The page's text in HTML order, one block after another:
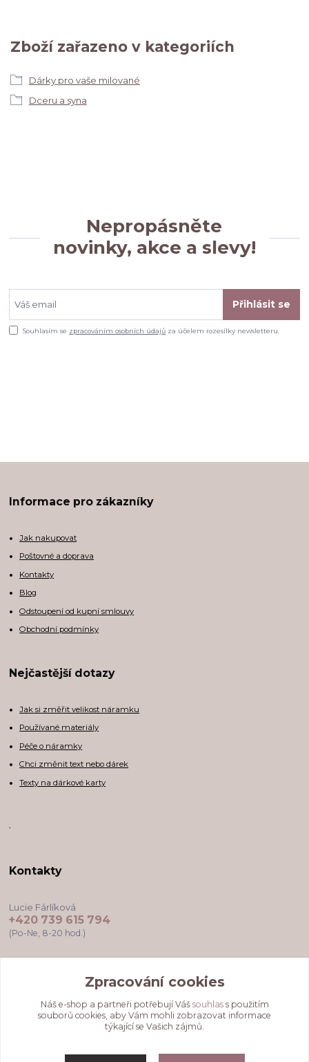
Zboží zařazeno v kategoriích
Dárky pro vaše milované
Dceru a syna
Nepropásněte
novinky, akce a slevy!
Přihlásit se
Souhlasím se zpracováním osobních údajů za účelem rozesílky newsletteru.
Informace pro zákazníky
Jak nakupovat
Poštovné a doprava
Kontakty
Blog
Odstoupení od kupní smlouvy
Obchodní podmínky
Nejčastější dotazy
Jak si změřit velikost náramku
Používané materiály
Péče o náramky
Chci změnit text nebo dárek
Texty na dárkové karty
,
Kontakty
Lucie Fárlíková
+420 739 615 794
(Po-Ne, 8-20 hod.)
Zpracování cookies
Náš e-shop a partneři potřebují Váš souhlass použitím
souborů cookies, aby Vám mohli zobrazovat informace
týkající se Vašich zájmů.